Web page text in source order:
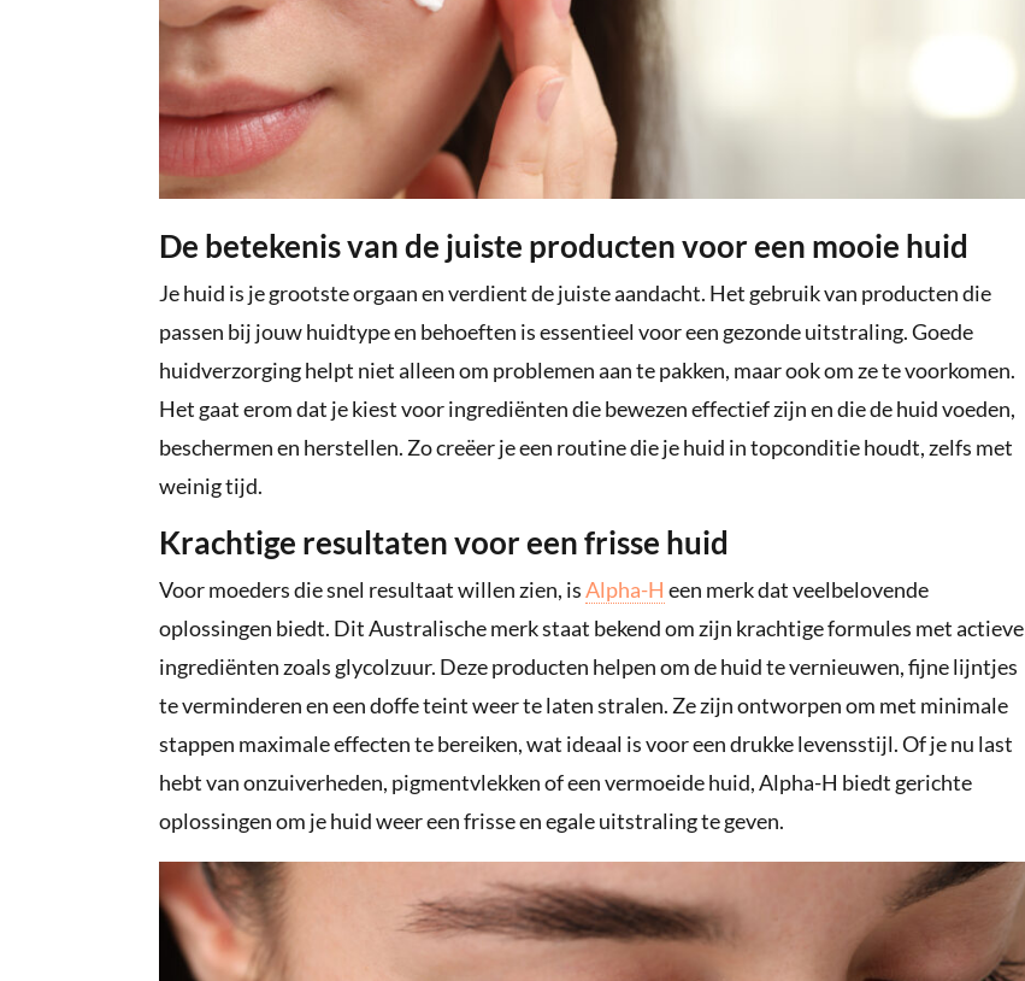
De betekenis van de juiste producten voor een mooie huid
Je huid is je grootste orgaan en verdient de juiste aandacht. Het gebruik van producten die
passen bij jouw huidtype en behoeften is essentieel voor een gezonde uitstraling. Goede
huidverzorging helpt niet alleen om problemen aan te pakken, maar ook om ze te voorkomen.
Het gaat erom dat je kiest voor ingrediënten die bewezen effectief zijn en die de huid voeden,
beschermen en herstellen. Zo creëer je een routine die je huid in topconditie houdt, zelfs met
weinig tijd.
Krachtige resultaten voor een frisse huid
Voor moeders die snel resultaat willen zien, isAlpha-H een merk dat veelbelovende
oplossingen biedt. Dit Australische merk staat bekend om zijn krachtige formules met actieve
ingrediënten zoals glycolzuur. Deze producten helpen om de huid te vernieuwen, fijne lijntjes
te verminderen en een doffe teint weer te laten stralen. Ze zijn ontworpen om met minimale
stappen maximale effecten te bereiken, wat ideaal is voor een drukke levensstijl. Of je nu last
hebt van onzuiverheden, pigmentvlekken of een vermoeide huid, Alpha-H biedt gerichte
oplossingen om je huid weer een frisse en egale uitstraling te geven.